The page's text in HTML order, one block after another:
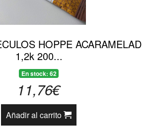
HOPPE ACARAMELAD
1,2k 200...
En stock: 62
11,76€
Añadir al carrito